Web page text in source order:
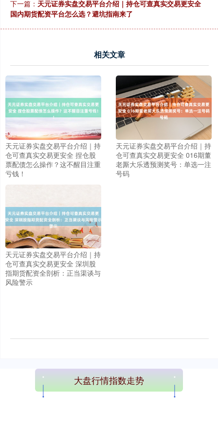
下一篇： 天元证券实盘交易平台介绍｜持仓可查真实交易更安全
国内期货配资平台怎么选？避坑指南来了
相关文章
天元证券实盘交易平台介绍｜持
仓可查真实交易更安全 捏仓股
票配债怎么操作？这不醒目注重
亏钱！
天元证券实盘交易平台介绍｜持
仓可查真实交易更安全 016期董
老厮大乐透预测奖号：单选一注
号码
天元证券实盘交易平台介绍｜持
仓可查真实交易更安全 深圳股
指期货配资全剖析：正当渠谈与
风险警示
大盘行情指数走势